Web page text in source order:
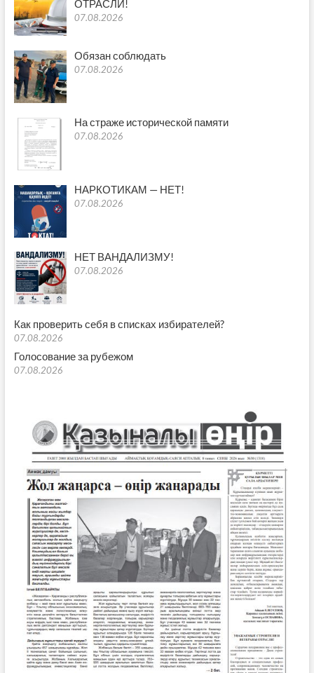
ОТРАСЛИ!
07.08.2026
Обязан соблюдать
07.08.2026
На страже исторической памяти
07.08.2026
НАРКОТИКАМ — НЕТ!
07.08.2026
НЕТ ВАНДАЛИЗМУ!
07.08.2026
Как проверить себя в списках избирателей?
07.08.2026
Голосование за рубежом
07.08.2026